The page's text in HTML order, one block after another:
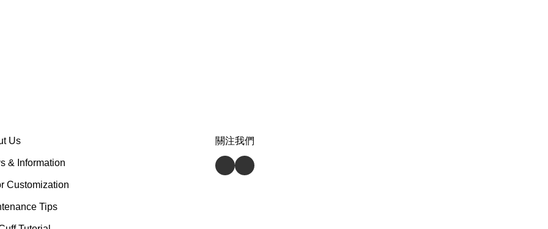
Us
& Information
Customization
Tips
關注我們